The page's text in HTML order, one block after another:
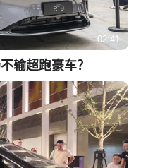
02:41
输超跑豪车？